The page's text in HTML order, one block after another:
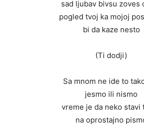
sad ljubav bivsu zoves
pogled tvoj ka mojoj
bi da kaze nesto
(Ti dodji)
Sa mnom ne ide to
jesmo ili nismo
vreme je da neko stavi
na oprostajno